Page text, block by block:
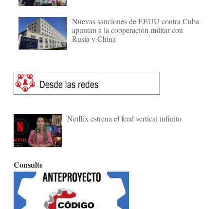
Nuevas sanciones de EEUU contra Cuba
apuntan a la cooperación militar con
Rusia y China
Netflix estrena el feed vertical infinito
Consulte